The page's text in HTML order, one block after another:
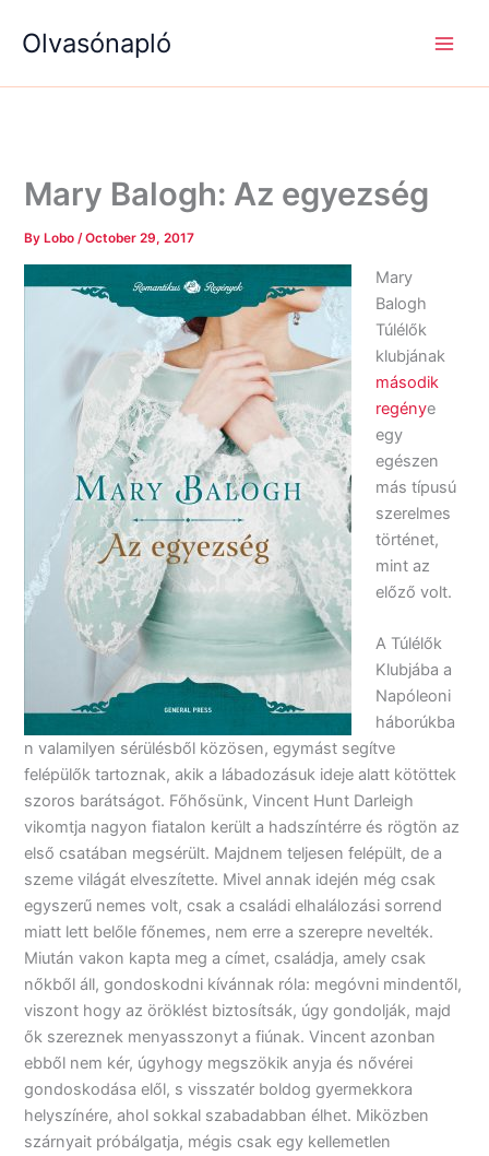
Olvasónapló
Mary Balogh: Az egyezség
By Lobo/October 29, 2017
Mary
Balogh
Túlélők
klubjának
második
regénye
egy
egészen
más típusú
szerelmes
történet,
mint az
előző volt.
A Túlélők
Klubjába a
Napóleoni
háborúkba
n valamilyen sérülésből közösen, egymást segítve
felépülők tartoznak, akik a lábadozásuk ideje alatt kötöttek
szoros barátságot. Főhősünk, Vincent Hunt Darleigh
vikomtja nagyon fiatalon került a hadszíntérre és rögtön az
első csatában megsérült. Majdnem teljesen felépült, de a
szeme világát elveszítette. Mivel annak idején még csak
egyszerű nemes volt, csak a családi elhalálozási sorrend
miatt lett belőle főnemes, nem erre a szerepre nevelték.
Miután vakon kapta meg a címet, családja, amely csak
nőkből áll, gondoskodni kívánnak róla: megóvni mindentől,
viszont hogy az öröklést biztosítsák, úgy gondolják, majd
ők szereznek menyasszonyt a fiúnak. Vincent azonban
ebből nem kér, úgyhogy megszökik anyja és nővérei
gondoskodása elől, s visszatér boldog gyermekkora
helyszínére, ahol sokkal szabadabban élhet. Miközben
szárnyait próbálgatja, mégis csak egy kellemetlen
e
a
é
g
k
é
g
k